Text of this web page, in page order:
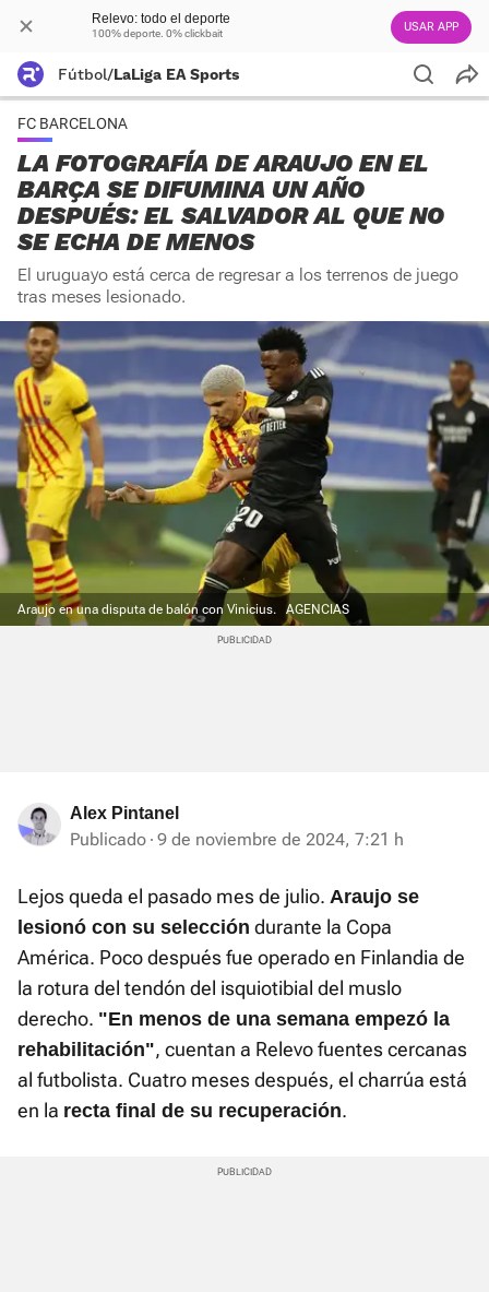
Relevo: todo el deporte
100% deporte. 0% clickbait USAR APP
Fútbol/LaLiga EA Sports
FC BARCELONA
LA FOTOGRAFÍA DE ARAUJO EN EL
BARÇA SE DIFUMINA UN AÑO
DESPUÉS: EL SALVADOR AL QUE NO
SE ECHA DE MENOS
El uruguayo está cerca de regresar a los terrenos de juego
tras meses lesionado.
Araujo en una disputa de balón con Vinicius. AGENCIAS
Alex Pintanel
Publicado 9 de noviembre de 2024, 7:21 h
Lejos queda el pasado mes de julio. Araujo se
lesionó con su selección durante la Copa
América. Poco después fue operado en Finlandia de
la rotura del tendón del isquiotibial del muslo
derecho. "En menos de una semana empezó la
rehabilitación", cuentan a Relevo fuentes cercanas
al futbolista. Cuatro meses después, el charrúa está
en la recta final de su recuperación.